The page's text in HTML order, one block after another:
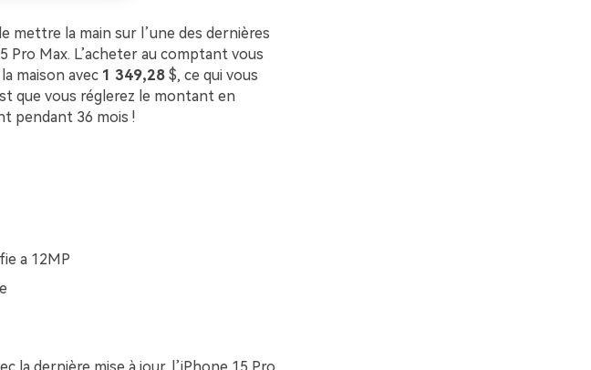
mettre la main sur l’une des dernières
Pro Max. L’acheter au comptant vous
maison avec 1 349,28$, ce qui vous
que vous réglerez le montant en
pendant 36 mois !
a 12MP